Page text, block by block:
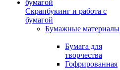
Скрапбукинг и работа с
бумагой
Бумажные материалы
Бумага для
творчества
Гофрированная